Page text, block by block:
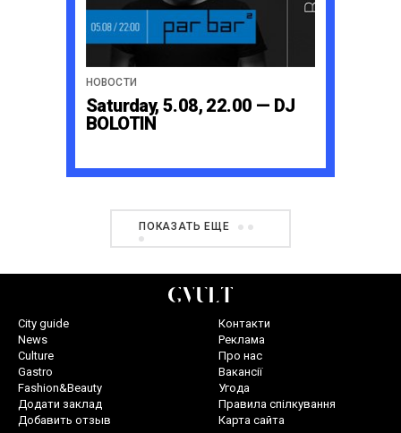
НОВОСТИ
Saturday, 5.08, 22.00 — DJ
BOLOTIN
ПОКАЗАТЬ ЕЩЕ
City guide
News
Culture
Gastro
Fashion&Beauty
Додати заклад
Добавить отзыв
Контакти
Реклама
Про нас
Вакансії
Угода
Правила спілкування
Карта сайта